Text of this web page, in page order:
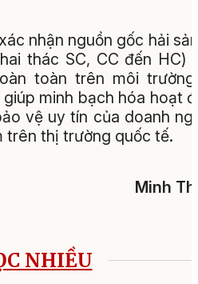
nhận nguồn gốc hải
thác SC, CC đến HC)
toàn trên môi
minh bạch hóa hoạt
vệ uy tín của doanh
trên thị trường quốc tế.
Minh
NHIỀU